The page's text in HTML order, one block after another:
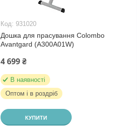
931020
Дошка для прасування Colombo
Avantgard (A300A01W)
4 699 ₴
В наявності
Оптом і в роздріб
КУПИТИ